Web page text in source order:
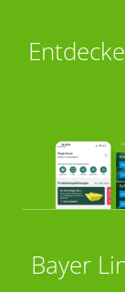
Bayer